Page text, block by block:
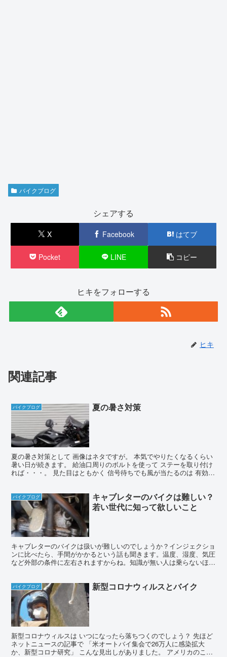
バイクブログ
シェアする
X Facebook はてブ
Pocket LINE コピー
ヒキをフォローする
ヒキ
関連記事
バイクブログ 夏の暑さ対策
夏の暑さ対策として 画像はネタですが。 本気でやりたくなるくらい
暑い日が続きます。 給油口周りのボルトを使って ステーを取り付け
れば・・・。 見た目はともかく 信号待ちでも風が当たるのは 有効な
バイクブログ
キャブレターのバイクは難しい？
若い世代に知って欲しいこと
キャブレターのバイクは扱いが難しいのでしょうか？インジェクショ
ンに比べたら、手間がかかるという話も聞きます。温度、湿度、気圧
など外部の条件に左右されますからね。知識が無い人は乗らないほう
バイクブログ 新型コロナウィルスとバイク
新型コロナウィルスは いつになったら落ちつくのでしょう？ 先ほど
ネットニュースの記事で 「米オートバイ集会で26万人に感染拡大
か、新型コロナ研究」 こんな見出しがありました。 アメリカのこと